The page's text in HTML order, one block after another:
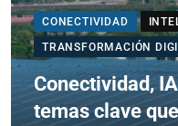
CONECTIVIDAD
TRANSFORMACIÓN
Conectividad,
temas clave